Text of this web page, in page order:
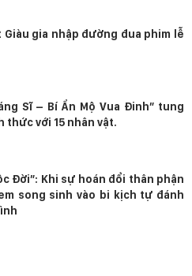
Giàu gia nhập đường đua phim lễ
Sĩ – Bí Ẩn Mộ Vua Đinh” tung
thức với 15 nhân vật.
Đời”: Khi sự hoán đổi thân phận
song sinh vào bi kịch tự đánh